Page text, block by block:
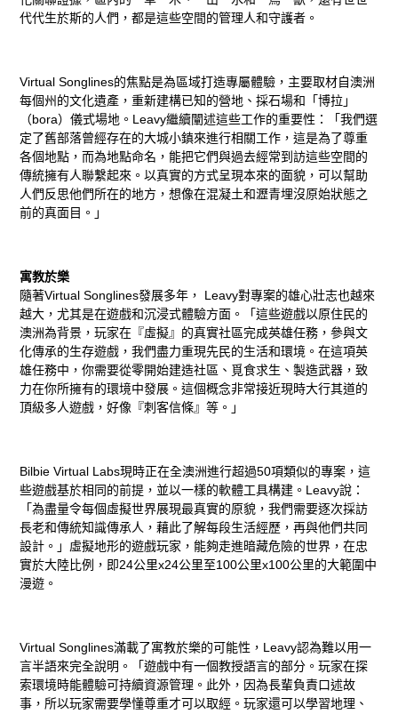
代代生於斯的人們，都是這些空間的管理人和守護者。
Virtual Songlines的焦點是為區域打造專屬體驗，主要取材自澳洲
每個州的文化遺產，重新建構已知的營地、採石場和「博拉」
（bora）儀式場地。Leavy繼續闡述這些工作的重要性：「我們選
定了舊部落曾經存在的大城小鎮來進行相關工作，這是為了尊重
各個地點，而為地點命名，能把它們與過去經常到訪這些空間的
傳統擁有人聯繫起來。以真實的方式呈現本來的面貌，可以幫助
人們反思他們所在的地方，想像在混凝土和瀝青埋沒原始狀態之
前的真面目。」
寓教於樂
隨著Virtual Songlines發展多年， Leavy對專案的雄心壯志也越來
越大，尤其是在遊戲和沉浸式體驗方面。「這些遊戲以原住民的
澳洲為背景，玩家在『虛擬』的真實社區完成英雄任務，參與文
化傳承的生存遊戲，我們盡力重現先民的生活和環境。在這項英
雄任務中，你需要從零開始建造社區、覓食求生、製造武器，致
力在你所擁有的環境中發展。這個概念非常接近現時大行其道的
頂級多人遊戲，好像『刺客信條』等。」
Bilbie Virtual Labs現時正在全澳洲進行超過50項類似的專案，這
些遊戲基於相同的前提，並以一樣的軟體工具構建。Leavy說：
「為盡量令每個虛擬世界展現最真實的原貌，我們需要逐次採訪
長老和傳統知識傳承人，藉此了解每段生活經歷，再與他們共同
設計。」虛擬地形的遊戲玩家，能夠走進暗藏危險的世界，在忠
實於大陸比例，即24公里x24公里至100公里x100公里的大範圍中
漫遊。
Virtual Songlines滿載了寓教於樂的可能性，Leavy認為難以用一
言半語來完全說明。「遊戲中有一個教授語言的部分。玩家在探
索環境時能體驗可持續資源管理。此外，因為長輩負責口述故
事，所以玩家需要學懂尊重才可以取經。玩家還可以學習地理、